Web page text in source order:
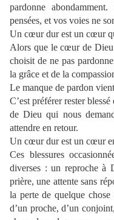
pardonne
pensées, et vos voies ne
Un cœur dur est un cœur
Alors que le cœur de
choisit de ne pas
la grâce et de la
Le manque de pardon
C’est préférer rester
de Dieu qui nous
attendre en retour.
Un cœur dur est un cœur
Ces blessures
diverses : un reproche à
prière, une attente sans
la perte de quelque
d’un proche, d’un